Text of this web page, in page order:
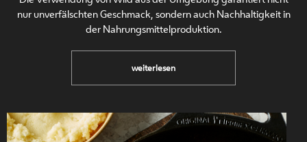
nur unverfälschten Geschmack, sondern auch Nachhaltigkeit in
der Nahrungsmittelproduktion.
Medaillons
weiterlesen